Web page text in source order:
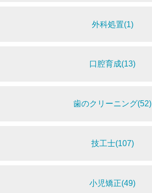
外科処置(1)
口腔育成(13)
歯のクリーニング(52)
技工士(107)
小児矯正(49)